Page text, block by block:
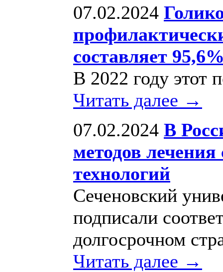
07.02.2024
составляет
В 2022 году этот
Читать далее →
07.02.2024 В
методов
технологий
Сеченовский
подписали
долгосрочном
Читать далее →